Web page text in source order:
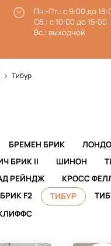
Пн.-Пт.: с 9:00 до
Сб.: с 10:00 до 15:00
Вс.: выходной
Тибур
БРЕМЕН БРИК
БРИК II
ШИНОН
РЕЙНДЖ
КРОСС
F2
ТИБУР